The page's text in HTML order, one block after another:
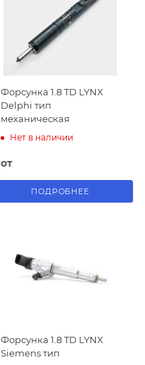
Форсунка 1.8 TD LYNX
Delphi тип
механическая
Нет в наличии
от
ПОДРОБНЕЕ
Форсунка 1.8 TD LYNX
Siemens тип